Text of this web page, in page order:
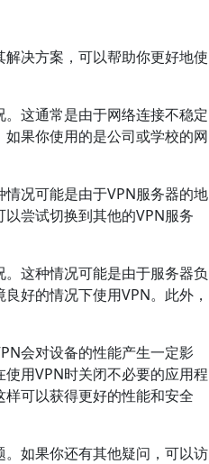
决方案，可以帮助你更好地使
这通常是由于网络连接不稳定
果你使用的是公司或学校的网
况可能是由于VPN服务器的地
尝试切换到其他的VPN服务
这种情况可能是由于服务器负
好的情况下使用VPN。此外，
会对设备的性能产生一定影
用VPN时关闭不必要的应用程
可以获得更好的性能和安全
如果你还有其他疑问，可以访